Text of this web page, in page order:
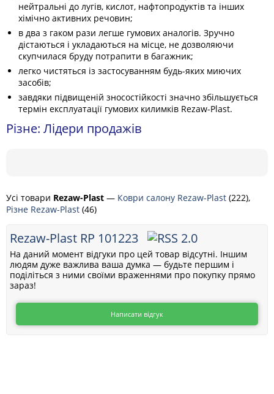
нейтральні до лугів, кислот, нафтопродуктів та інших
хімічно активних речовин;
в два з гаком рази легше гумових аналогів. Зручно
дістаються і укладаються на місце, не дозволяючи
скупчилася бруду потрапити в багажник;
легко чистяться із застосуванням будь-яких миючих
засобів;
завдяки підвищеній зносостійкості значно збільшується
термін експлуатації гумових килимків Rezaw-Plast.
Різне: Лідери продажів
Усі товари Rezaw-Plast — Коври салону Rezaw-Plast (222),
Різне Rezaw-Plast (46)
Rezaw-Plast RP 101223
На даний момент відгуки про цей товар відсутні. Іншим
людям дуже важлива ваша думка — будьте першим і
поділіться з ними своїми враженнями про покупку прямо
зараз!
Написати відгук